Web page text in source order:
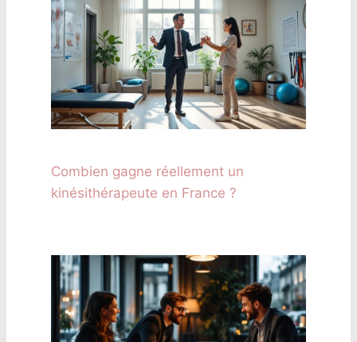
Combien gagne réellement un
kinésithérapeute en France ?